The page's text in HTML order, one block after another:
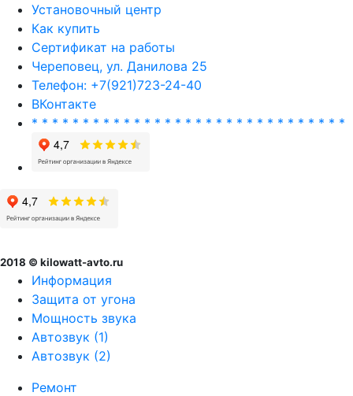
Установочный центр
Как купить
Сертификат на работы
Череповец, ул. Данилова 25
Телефон: +7(921)723-24-40
ВКонтакте
* * * * * * * * * * * * * * * * * * * * * * * * * * * * * * *
2018 © kilowatt-avto.ru
Информация
Защита от угона
Мощность звука
Автозвук (1)
Автозвук (2)
Ремонт